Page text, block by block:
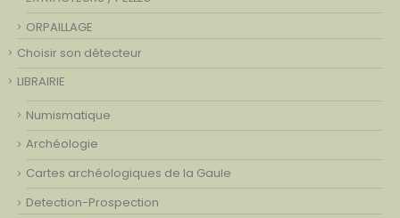
ORPAILLAGE
Choisir son détecteur
LIBRAIRIE
Numismatique
Archéologie
Cartes archéologiques de la Gaule
Detection-Prospection